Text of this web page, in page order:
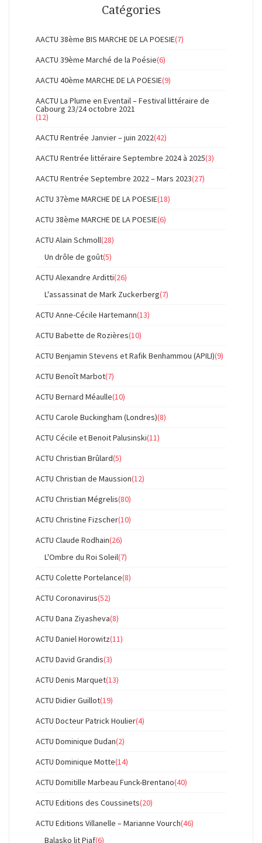
Catégories
AACTU 38ème BIS MARCHE DE LA POESIE(7)
AACTU 39ème Marché de la Poésie(6)
AACTU 40ème MARCHE DE LA POESIE(9)
AACTU La Plume en Eventail – Festival littéraire de
Cabourg 23/24 octobre 2021
(12)
AACTU Rentrée Janvier – juin 2022(42)
AACTU Rentrée littéraire Septembre 2024 à 2025(3)
AACTU Rentrée Septembre 2022 – Mars 2023(27)
ACTU 37ème MARCHE DE LA POESIE(18)
ACTU 38ème MARCHE DE LA POESIE(6)
ACTU Alain Schmoll(28)
Un drôle de goût(5)
ACTU Alexandre Arditti(26)
L'assassinat de Mark Zuckerberg(7)
ACTU Anne-Cécile Hartemann(13)
ACTU Babette de Rozières(10)
ACTU Benjamin Stevens et Rafik Benhammou (APILI)(9)
ACTU Benoît Marbot(7)
ACTU Bernard Méaulle(10)
ACTU Carole Buckingham (Londres)(8)
ACTU Cécile et Benoit Palusinski(11)
ACTU Christian Brûlard(5)
ACTU Christian de Maussion(12)
ACTU Christian Mégrelis(80)
ACTU Christine Fizscher(10)
ACTU Claude Rodhain(26)
L'Ombre du Roi Soleil(7)
ACTU Colette Portelance(8)
ACTU Coronavirus(52)
ACTU Dana Ziyasheva(8)
ACTU Daniel Horowitz(11)
ACTU David Grandis(3)
ACTU Denis Marquet(13)
ACTU Didier Guillot(19)
ACTU Docteur Patrick Houlier(4)
ACTU Dominique Dudan(2)
ACTU Dominique Motte(14)
ACTU Domitille Marbeau Funck-Brentano(40)
ACTU Editions des Coussinets(20)
ACTU Editions Villanelle – Marianne Vourch(46)
Balasko lit Piaf(6)